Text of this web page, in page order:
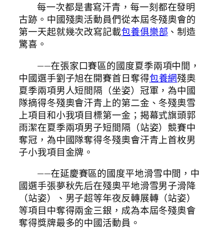
每一次都是書寫汗青，每一刻都在發明
古跡。中國殘奧活動員們從本屆冬殘奧會的
第一天起就幾次改寫記載包養俱樂部 、制造
驚喜。
——在張家口賽區的國度夏季兩項中間，
中國選手劉子旭在開賽首日奪得包養網殘奧
夏季兩項男人短間隔（坐姿）冠軍，為中國
隊摘得冬殘奧會汗青上的第二金、冬殘奧雪
上項目和小我項目標第一金；揭幕式旗頭郭
雨潔在夏季兩項男子短間隔（站姿）競賽中
奪冠，為中國隊奪得冬殘奧會汗青上首枚男
子小我項目金牌。
——在延慶賽區的國度平地滑雪中間，中
國選手張夢秋先后在殘奧平地滑雪男子滑降
（站姿）、男子超等年夜反轉展轉（站姿）
等項目中奪得兩金三銀，成為本屆冬殘奧會
奪得獎牌最多的中國活動員。